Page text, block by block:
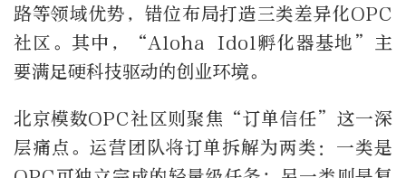
路等领域优势，错位布局打造三类差异化OPC
社区。其中，“Aloha Idol孵化器基地”主
要满足硬科技驱动的创业环境。
北京模数OPC社区则聚焦“订单信任”这一深
层痛点。运营团队将订单拆解为两类：一类是